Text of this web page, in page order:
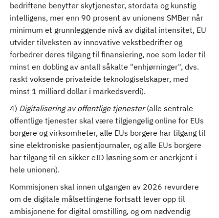
bedriftene benytter skytjenester, stordata og kunstig
intelligens, mer enn 90 prosent av unionens SMBer når
minimum et grunnleggende nivå av digital intensitet, EU
utvider tilveksten av innovative vekstbedrifter og
forbedrer deres tilgang til finansiering, noe som leder til
minst en dobling av antall såkalte "enhjørninger", dvs.
raskt voksende privateide teknologiselskaper, med
minst 1 milliard dollar i markedsverdi).
4) Digitalisering av offentlige tjenester(alle sentrale
offentlige tjenester skal være tilgjengelig online for EUs
borgere og virksomheter, alle EUs borgere har tilgang til
sine elektroniske pasientjournaler, og alle EUs borgere
har tilgang til en sikker eID løsning som er anerkjent i
hele unionen).
Kommisjonen skal innen utgangen av 2026 revurdere
om de digitale målsettingene fortsatt lever opp til
ambisjonene for digital omstilling, og om nødvendig